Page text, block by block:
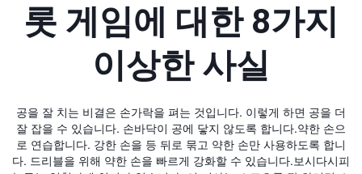
롯 게임에 대한 8가지
이상한 사실
공을 잘 치는 비결은 손가락을 펴는 것입니다. 이렇게 하면 공을 더
잘 잡을 수 있습니다. 손바닥이 공에 닿지 않도록 합니다.약한 손으
로 연습합니다. 강한 손을 등 뒤로 묶고 약한 손만 사용하도록 합니
다. 드리블을 위해 약한 손을 빠르게 강화할 수 있습니다.보시다시피